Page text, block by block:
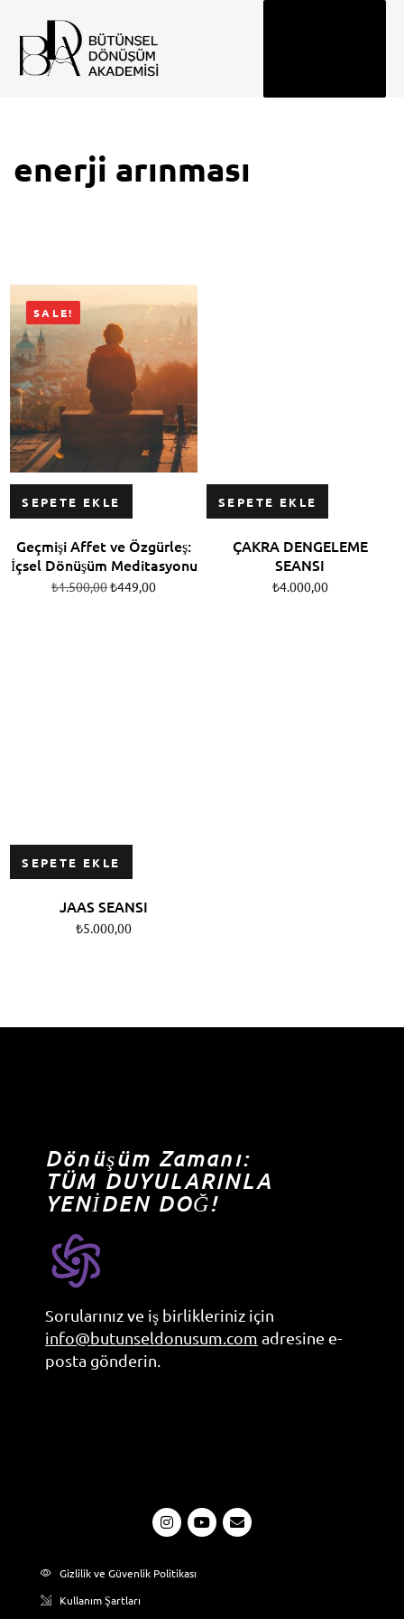
enerji arınması
SALE!
SEPETE EKLE
Geçmişi Affet ve Özgürleş:
İçsel Dönüşüm Meditasyonu
₺1.500,00₺449,00
SEPETE EKLE
ÇAKRA DENGELEME
SEANSI
₺4.000,00
SEPETE EKLE
JAAS SEANSI
₺5.000,00
Dönüşüm Zamanı:
TÜM DUYULARINLA
YENİDEN DOĞ!
Sorularınız ve iş birlikleriniz için
info@butunseldonusum.com adresine e-
posta gönderin.
Gizlilik ve Güvenlik Politikası
Kullanım Şartları